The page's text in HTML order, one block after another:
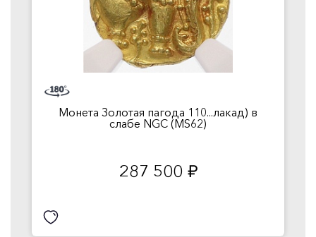
Монета Золотая пагода 110...лакад) в
слабе NGC (MS62)
287 500 руб.